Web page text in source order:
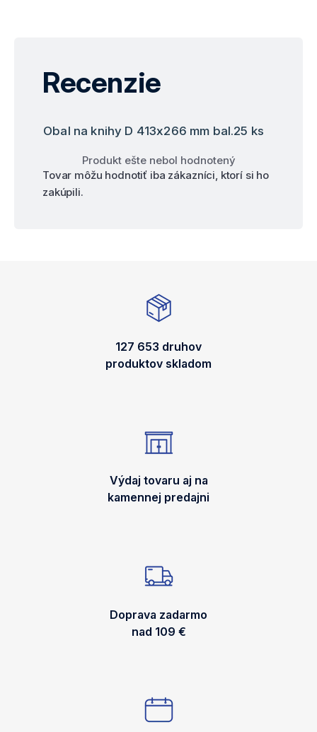
Recenzie
Obal na knihy D 413x266 mm bal.25 ks
Produkt ešte nebol hodnotený
Tovar môžu hodnotiť iba zákazníci, ktorí si ho
zakúpili.
127 653 druhov
produktov skladom
Výdaj tovaru aj na
kamennej predajni
Doprava zadarmo
nad 109 €